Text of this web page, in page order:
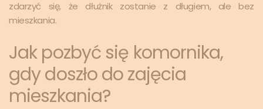
zdarzyć się, że dłużnik zostanie z długiem, ale bez
mieszkania.
Jak pozbyć się komornika,
gdy doszło do zajęcia
mieszkania?